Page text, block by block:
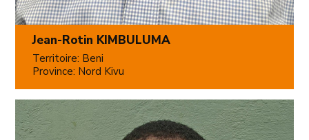
Jean-Rotin KIMBULUMA
Territoire: Beni
Province: Nord Kivu